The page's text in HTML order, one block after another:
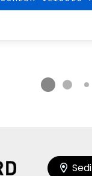
Sedi